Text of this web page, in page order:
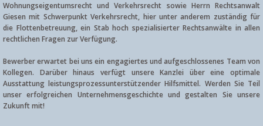
Wohnungseigentumsrecht und Verkehrsrecht sowie Herrn Rechtsanwalt
Giesen mit Schwerpunkt Verkehrsrecht, hier unter anderem zuständig für
die Flottenbetreuung, ein Stab hoch spezialisierter Rechtsanwälte in allen
rechtlichen Fragen zur Verfügung.
Bewerber erwartet bei uns ein engagiertes und aufgeschlossenes Team von
Kollegen. Darüber hinaus verfügt unsere Kanzlei über eine optimale
Ausstattung leistungsprozessunterstützender Hilfsmittel. Werden Sie Teil
unser erfolgreichen Unternehmensgeschichte und gestalten Sie unsere
Zukunft mit!